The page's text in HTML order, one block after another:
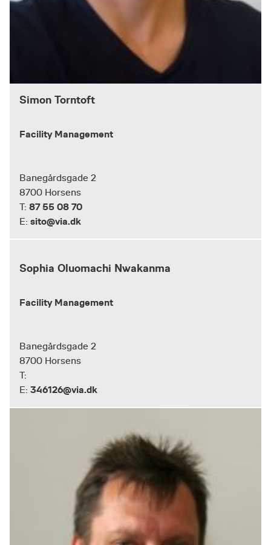
Simon Torntoft
Facility Management
Banegårdsgade 2
8700 Horsens
T: 87 55 08 70
E: sito@via.dk
Sophia Oluomachi Nwakanma
Facility Management
Banegårdsgade 2
8700 Horsens
T:
E: 346126@via.dk